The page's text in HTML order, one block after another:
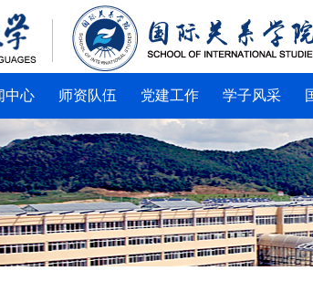
中心 师资队伍 党建工作 学子风采